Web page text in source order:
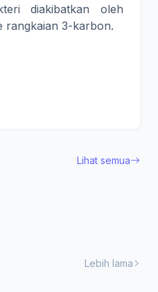
diakibatkan oleh
rangkaian 3-karbon.
Lihat semua
Lebih lama